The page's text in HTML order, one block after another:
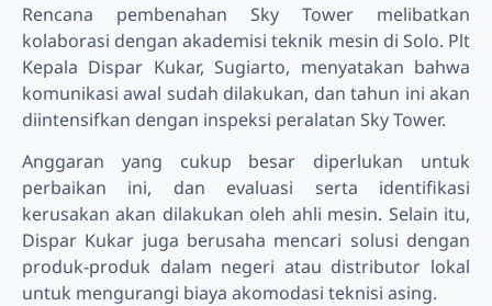
Rencana pembenahan Sky Tower melibatkan
kolaborasi dengan akademisi teknik mesin di Solo. Plt
Kepala Dispar Kukar, Sugiarto, menyatakan bahwa
komunikasi awal sudah dilakukan, dan tahun ini akan
diintensifkan dengan inspeksi peralatan Sky Tower.
Anggaran yang cukup besar diperlukan untuk
perbaikan ini, dan evaluasi serta identifikasi
kerusakan akan dilakukan oleh ahli mesin. Selain itu,
Dispar Kukar juga berusaha mencari solusi dengan
produk-produk dalam negeri atau distributor lokal
untuk mengurangi biaya akomodasi teknisi asing.